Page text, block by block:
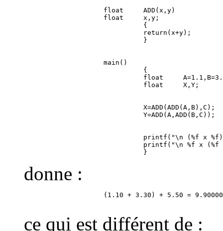
                    float     ADD(x,y)
                    float     x,y;
                              {
                              return(x+y);
                    main()
                              {
float
                              X=ADD(ADD(A,B),C);
printf("\n (%f x
printf("\n %f x (%f
donne :
(1.10 + 3.30) + 5.50 =
ce qui est différent de :